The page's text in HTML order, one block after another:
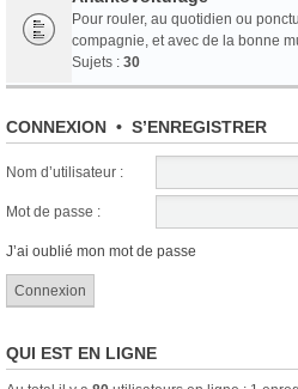
Pour rouler, au quotidien ou
compagnie, et avec de la bonne
Sujets : 30
CONNEXION • S’ENREGISTRER
Nom d’utilisateur :
Mot de passe :
J’ai oublié mon mot de passe
QUI EST EN LIGNE